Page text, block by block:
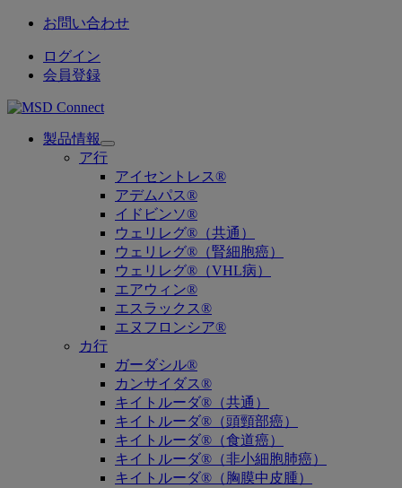
お問い合わせ
ログイン
会員登録
製品情報
Open
submenu
ア行
アイセントレス®
アデムパス®
イドビンソ®
ウェリレグ®（共通）
ウェリレグ®（腎細胞癌）
ウェリレグ®（VHL病）
エアウィン®
エスラックス®
エヌフロンシア®
カ行
ガーダシル®
カンサイダス®
キイトルーダ®（共通）
キイトルーダ®（頭頸部癌）
キイトルーダ®（食道癌）
キイトルーダ®（非小細胞肺癌）
キイトルーダ®（胸膜中皮腫）